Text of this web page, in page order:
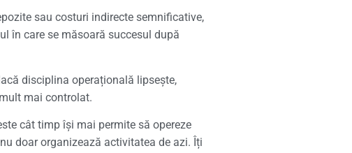
sau costuri indirecte semnificative,
în care se măsoară succesul după
disciplina operațională lipsește,
mai controlat.
cât timp își mai permite să opereze
doar organizează activitatea de azi. Îți